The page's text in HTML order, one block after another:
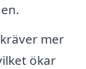
mer
ökar